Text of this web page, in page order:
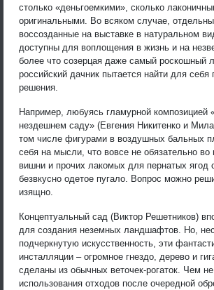
столько «деньгоемкими», сколько
оригинальными. Во всяком случае,
воссозданные на выставке в натуральном
доступны для воплощения в жизнь и на
более что созерцая даже самый роскошный
российский дачник пытается найти для себя
решения.
Например, любуясь гламурной
нездешнем саду» (Евгения Никитенко и
том числе фигурами в воздушных бальных
себя на мысли, что вовсе не обязательно во
вишни и прочих лакомых для пернатых ягод
безвкусно одетое пугало. Вопрос можно
изящно.
Концептуальный сад (Виктор Решетников)
для создания неземных ландшафтов. Но,
подчеркнутую искусственность, эти
инсталляции – огромное гнездо, дерево и
сделаны из обычных веточек-рогаток. Чем
использования отходов после очередной